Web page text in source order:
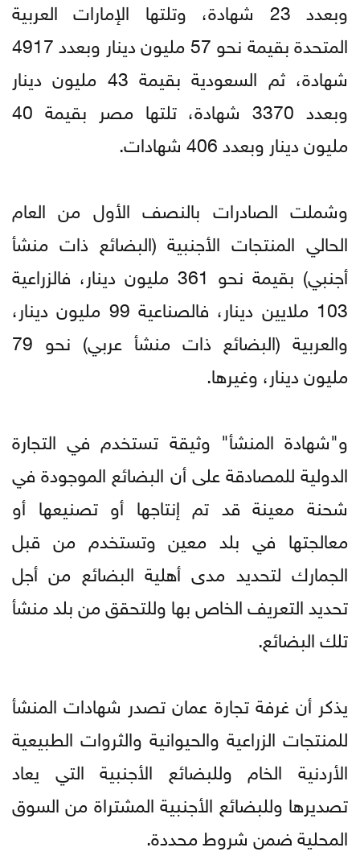
وبعدد 23 شهادة، وتلتها الإمارات العربية
المتحدة بقيمة نحو 57 مليون دينار وبعدد 4917
شهادة، ثم السعودية بقيمة 43 مليون دينار
وبعدد 3370 شهادة، تلتها مصر بقيمة 40
مليون دينار وبعدد 406 شهادات.
وشملت الصادرات بالنصف الأول من العام
الحالي المنتجات الأجنبية (البضائع ذات منشأ
أجنبي) بقيمة نحو 361 مليون دينار، فالزراعية
103 ملايين دينار، فالصناعية 99 مليون دينار،
والعربية (البضائع ذات منشأ عربي) نحو 79
مليون دينار، وغيرها.
و"شهادة المنشأ" وثيقة تستخدم في التجارة
الدولية للمصادقة على أن البضائع الموجودة في
شحنة معينة قد تم إنتاجها أو تصنيعها أو
معالجتها في بلد معين وتستخدم من قبل
الجمارك لتحديد مدى أهلية البضائع من أجل
تحديد التعريف الخاص بها وللتحقق من بلد منشأ
تلك البضائع.
يذكر أن غرفة تجارة عمان تصدر شهادات المنشأ
للمنتجات الزراعية والحيوانية والثروات الطبيعية
الأردنية الخام وللبضائع الأجنبية التي يعاد
تصديرها وللبضائع الأجنبية المشتراة من السوق
المحلية ضمن شروط محددة.